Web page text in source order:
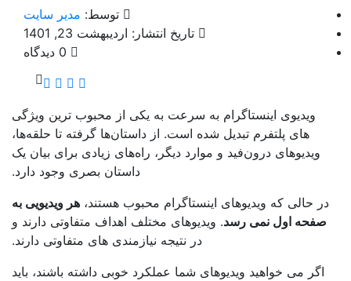
توسط:مدیر سایت
تاریخ انتشار: اردیبهشت 23, 1401
ویدیوی اینستاگرام به سرعت به یکی از محبوب ترین ویژگی
های پلتفرم تبدیل شده است. از داستان‌ها گرفته تا حلقه‌ها،
ویدیوهای درون‌فید و موارد دیگر، راه‌های زیادی برای بیان یک
داستان بصری وجود دارد.
حالی که ویدیوهای اینستاگرام محبوب هستند،هر ویدیویی به
صفحه اول نمی رسد . ویدیوهای مختلف اهداف متفاوتی دارند و
در نتیجه نیازمندی های متفاوتی دارند.
اگر می خواهید ویدیوهای شما عملکرد خوبی داشته باشند، باید